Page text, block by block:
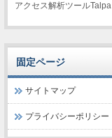
アクセス解析ツールTalpa
固定ページ
サイトマップ
プライバシーポリシー